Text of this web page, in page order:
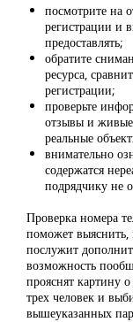
посмотрите на
регистрации и
предоставлять;
обратите
ресурса,
регистрации;
проверьте
отзывы и живые
реальные
внимательно
содержатся
подрядчику не
Проверка номера
поможет выяснить,
послужит
возможность
прояснят картину
трех человек и
вышеуказанных